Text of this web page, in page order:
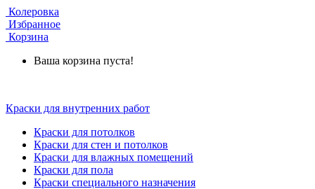
Колеровка
Избранное
Корзина
Ваша корзина пуста!
Краски для внутренних работ
Краски для потолков
Краски для стен и потолков
Краски для влажных помещений
Краски для пола
Краски специального назначения